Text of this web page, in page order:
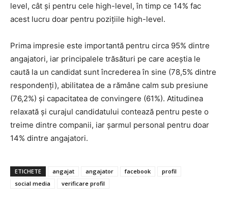
level, cât și pentru cele high-level, în timp ce 14% fac
acest lucru doar pentru pozițiile high-level.
Prima impresie este importantă pentru circa 95% dintre
angajatori, iar principalele trăsături pe care aceștia le
caută la un candidat sunt încrederea în sine (78,5% dintre
respondenți), abilitatea de a rămâne calm sub presiune
(76,2%) și capacitatea de convingere (61%). Atitudinea
relaxată și curajul candidatului contează pentru peste o
treime dintre companii, iar șarmul personal pentru doar
14% dintre angajatori.
ETICHETE angajat angajator facebook
profil
social media
verificare profil